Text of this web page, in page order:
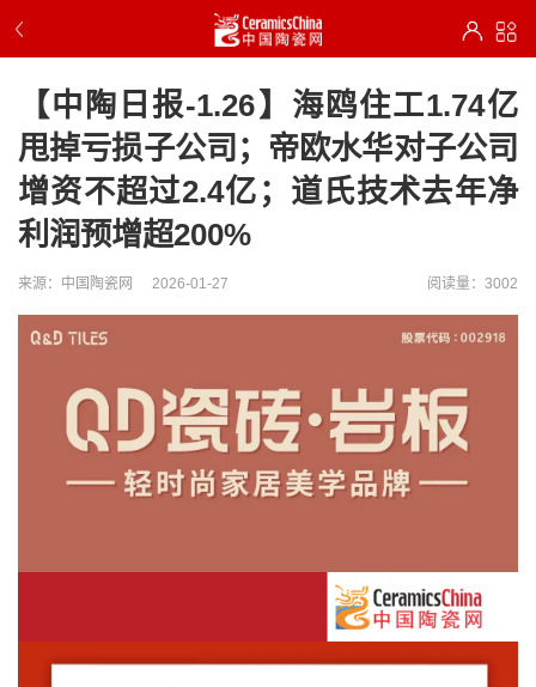
【中陶日报-1.26】海鸥住工1.74亿
甩掉亏损子公司；帝欧水华对子公司
增资不超过2.4亿；道氏技术去年净
利润预增超200%
来源：中国陶瓷网 2026-01-27 阅读量：3002